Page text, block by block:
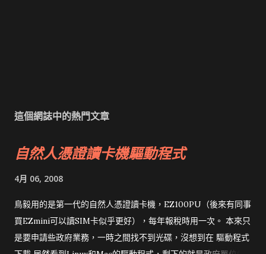
這個網誌中的熱門文章
自然人憑證讀卡機驅動程式
4月 06, 2008
鳥毅用的是第一代的自然人憑證讀卡機，EZ100PU（後來有同事
買EZmini可以讀SIM卡似乎更好），每年報稅時用一次。 本來只
是要申請些政府業務，一時之間找不到光碟，沒想到在 驅動程式